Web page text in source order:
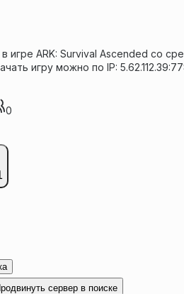
игре ARK: Survival Ascended со
игру можно по IP:
0
сервер в поиске